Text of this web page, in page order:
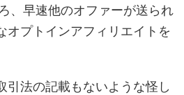
、早速他のオファーが送られ
オプトインアフィリエイトを
引法の記載もないような怪し